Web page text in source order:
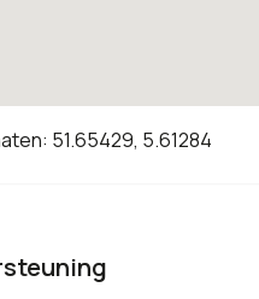
51.65429, 5.61284